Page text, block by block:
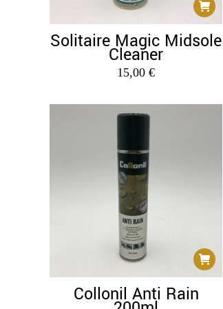
werden
Solitaire Magic Midsole
Cleaner
15,00 €
Collonil Anti Rain